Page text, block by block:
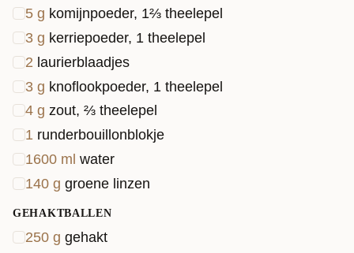
5 g komijnpoeder, 1⅔ theelepel
3 g kerriepoeder, 1 theelepel
2 laurierblaadjes
3 g knoflookpoeder, 1 theelepel
4 g zout, ⅔ theelepel
1 runderbouillonblokje
1600 ml water
140 g groene linzen
GEHAKTBALLEN
250 g gehakt